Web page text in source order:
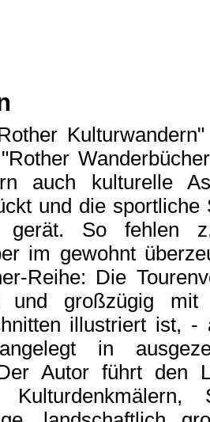
auch kulturelle
und die
gerät. So fehlen
im gewohnt
Reihe: Die
und großzügig mit
illustriert ist,
in
Autor führt den